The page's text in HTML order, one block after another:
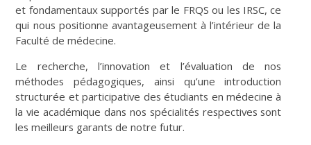
et fondamentaux supportés par le FRQS ou les IRSC, ce
qui nous positionne avantageusement à l’intérieur de la
Faculté de médecine.
Le recherche, l’innovation et l’évaluation de nos
méthodes pédagogiques, ainsi qu’une introduction
structurée et participative des étudiants en médecine à
la vie académique dans nos spécialités respectives sont
les meilleurs garants de notre futur.